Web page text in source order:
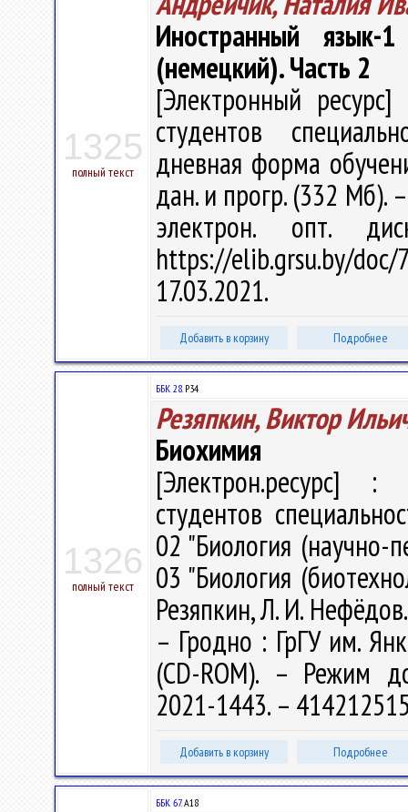
1325
полный текст
Иностранный язык-
(немецкий). Часть 2
[Электронный
студентов
дневная форма
дан. и прогр. (332 Мб).
электрон. опт.
https://elib.grsu.by/
17.03.2021.
Добавить в корзину Подробнее
1326
полный текст
ББК 28.Р34
Резяпкин, Виктор
Биохимия
[Электрон.ресурс] :
студентов
02 "Биология (научно-
03 "Биология
Резяпкин, Л. И.
– Гродно : ГрГУ им.
(CD-ROM). – Режим
2021-1443. –
Добавить в корзину Подробнее
ББК 67.А18